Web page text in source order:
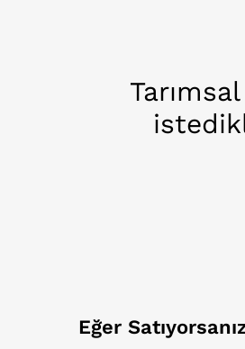
Eğer